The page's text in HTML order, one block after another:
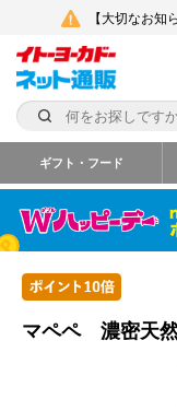
【大切なお知
ギフト・フード
マペペ 濃密天